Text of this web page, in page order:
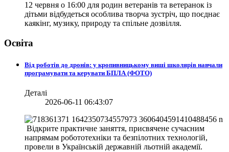
12 червня о 16:00 для родин ветеранів та ветеранок із
дітьми відбудеться особлива творча зустріч, що поєднає
каякінг, музику, природу та спільне дозвілля.
Освіта
Від роботів до дронів: у кропивницькому виші школярів навчали
програмувати та керувати БПЛА (ФОТО)
Деталі
2026-06-11 06:43:07
Відкрите практичне заняття, присвячене сучасним
напрямам робототехніки та безпілотних технологій,
провели в Українській державній льотній академії.